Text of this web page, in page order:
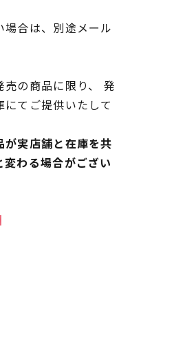
合は、別途メール
の商品に限り、 発
てご提供いたして
実店舗と在庫を共
わる場合がござい